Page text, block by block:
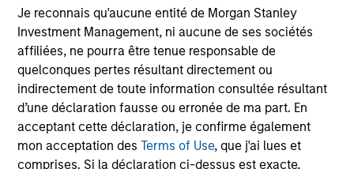
Je reconnais qu'aucune entité de Morgan Stanley
Investment Management, ni aucune de ses sociétés
affiliées, ne pourra être tenue responsable de
quelconques pertes résultant directement ou
indirectement de toute information consultée résultant
d’une déclaration fausse ou erronée de ma part. En
acceptant cette déclaration, je confirme également
mon acceptation desTerms of Use, que j'ai lues et
comprises. Si la déclaration ci-dessus est exacte,
and preserve capital during times of capital market
uncertainty. We seek to provide liquidity in all markets
and deliver a consistent return profile with a low
correlation to risk assets, helping offset risk in a
diversified portfolio.